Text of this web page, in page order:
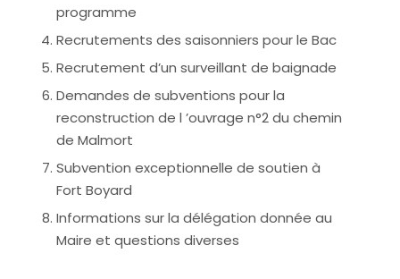
programme
Recrutements des saisonniers pour le Bac
Recrutement d’un surveillant de baignade
Demandes de subventions pour la
reconstruction de l ’ouvrage n°2 du chemin
de Malmort
Subvention exceptionnelle de soutien à
Fort Boyard
Informations sur la délégation donnée au
Maire et questions diverses